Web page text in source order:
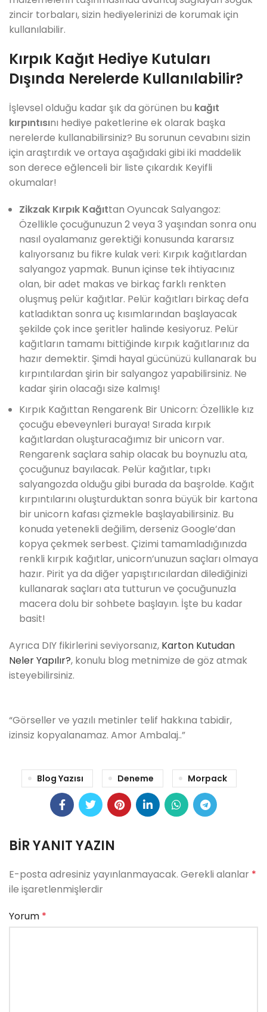
zincir torbaları, sizin hediyelerinizi de korumak için
kullanılabilir.
Kırpık Kağıt Hediye Kutuları
Dışında Nerelerde Kullanılabilir?
İşlevsel olduğu kadar şık da görünen bu kağıt
kırpıntısını hediye paketlerine ek olarak başka
nerelerde kullanabilirsiniz? Bu sorunun cevabını sizin
için araştırdık ve ortaya aşağıdaki gibi iki maddelik
son derece eğlenceli bir liste çıkardık Keyifli
okumalar!
Zikzak Kırpık Kağıttan Oyuncak Salyangoz:
Özellikle çocuğunuzun 2 veya 3 yaşından sonra onu
nasıl oyalamanız gerektiği konusunda kararsız
kalıyorsanız bu fikre kulak veri: Kırpık kağıtlardan
salyangoz yapmak. Bunun içinse tek ihtiyacınız
olan, bir adet makas ve birkaç farklı renkten
oluşmuş pelür kağıtlar. Pelür kağıtları birkaç defa
katladıktan sonra uç kısımlarından başlayacak
şekilde çok ince şeritler halinde kesiyoruz. Pelür
kağıtların tamamı bittiğinde kırpık kağıtlarınız da
hazır demektir. Şimdi hayal gücünüzü kullanarak bu
kırpıntılardan şirin bir salyangoz yapabilirsiniz. Ne
kadar şirin olacağı size kalmış!
Kırpık Kağıttan Rengarenk Bir Unicorn: Özellikle kız
çocuğu ebeveynleri buraya! Sırada kırpık
kağıtlardan oluşturacağımız bir unicorn var.
Rengarenk saçlara sahip olacak bu boynuzlu ata,
çocuğunuz bayılacak. Pelür kağıtlar, tıpkı
salyangozda olduğu gibi burada da başrolde. Kağıt
kırpıntılarını oluşturduktan sonra büyük bir kartona
bir unicorn kafası çizmekle başlayabilirsiniz. Bu
konuda yetenekli değilim, derseniz Google’dan
kopya çekmek serbest. Çizimi tamamladığınızda
renkli kırpık kağıtlar, unicorn’unuzun saçları olmaya
hazır. Pirit ya da diğer yapıştırıcılardan dilediğinizi
kullanarak saçları ata tutturun ve çocuğunuzla
macera dolu bir sohbete başlayın. İşte bu kadar
basit!
Ayrıca DIY fikirlerini seviyorsanız, Karton Kutudan
Neler Yapılır?, konulu blog metnimize de göz atmak
isteyebilirsiniz.
“Görseller ve yazılı metinler telif hakkına tabidir,
izinsiz kopyalanamaz. Amor Ambalaj..”
Blog Yazısı Deneme Morpack
BIR YANIT YAZIN
E-posta adresiniz yayınlanmayacak. Gerekli alanlar *
ile işaretlenmişlerdir
Yorum *